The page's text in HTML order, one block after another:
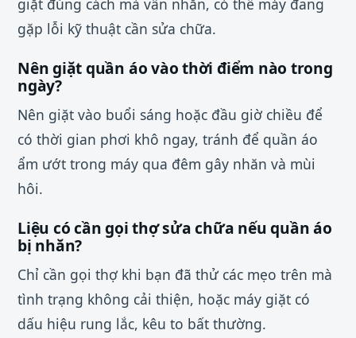
giặt đúng cách mà vẫn nhăn, có thể máy đang
gặp lỗi kỹ thuật cần sửa chữa.
Nên giặt quần áo vào thời điểm nào trong
ngày?
Nên giặt vào buổi sáng hoặc đầu giờ chiều để
có thời gian phơi khô ngay, tránh để quần áo
ẩm ướt trong máy qua đêm gây nhăn và mùi
hôi.
Liệu có cần gọi thợ sửa chữa nếu quần áo
bị nhăn?
Chỉ cần gọi thợ khi bạn đã thử các mẹo trên mà
tình trạng không cải thiện, hoặc máy giặt có
dấu hiệu rung lắc, kêu to bất thường.